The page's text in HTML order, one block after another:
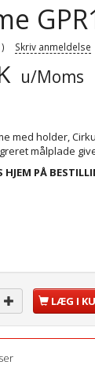
Skriv anmeldelse
u/Moms
med holder,
målplade
HJEM PÅ
LÆG I